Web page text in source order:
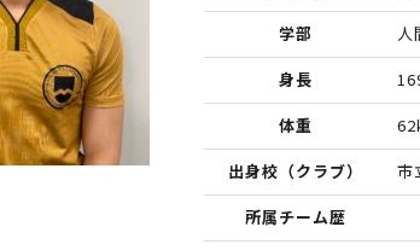
学部
人
身長
体重
出身校（クラブ）
市
所属チーム歴